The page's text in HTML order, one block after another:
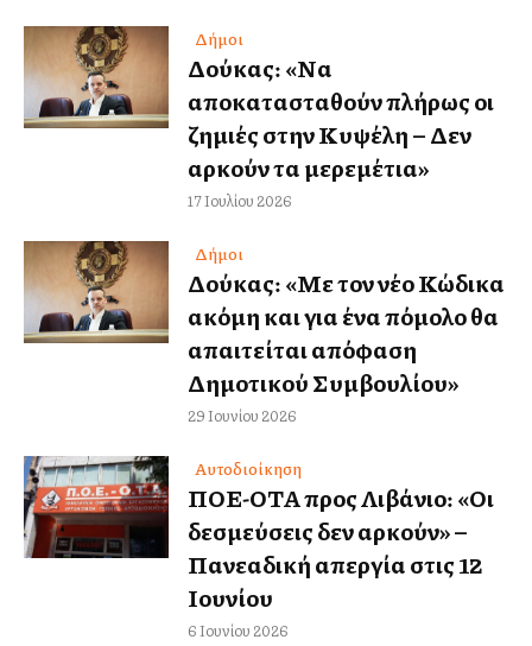
Δήμοι
Δούκας: «Να
αποκατασταθούν πλήρως οι
ζημιές στην Κυψέλη – Δεν
αρκούν τα μερεμέτια»
17 Ιουλίου 2026
Δήμοι
Δούκας: «Με τον νέο Κώδικα
ακόμη και για ένα πόμολο θα
απαιτείται απόφαση
Δημοτικού Συμβουλίου»
29 Ιουνίου 2026
Αυτοδιοίκηση
ΠΟΕ-ΟΤΑ προς Λιβάνιο: «Οι
δεσμεύσεις δεν αρκούν» –
Πανελλαδική απεργία στις 12
Ιουνίου
6 Ιουνίου 2026